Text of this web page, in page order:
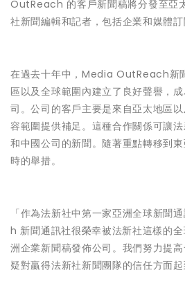
OutReach 的客戶新聞稿將分發至亞
社新聞編輯和記者，包括企業和媒體訂
在過去十年中，Media OutReach新
區以及全球範圍內建立了良好聲譽，
司。公司的客戶主要是來自亞太地區
容範圍提供補足。這種合作關係可讓
和中國公司的新聞。隨著重點轉移到
時的舉措。
「作為法新社中第一家亞洲全球新
h 新聞通訊社很榮幸被法新社這樣的
洲企業新聞稿發佈公司。我們努力提
疑對贏得法新社新聞團隊的信任方面起